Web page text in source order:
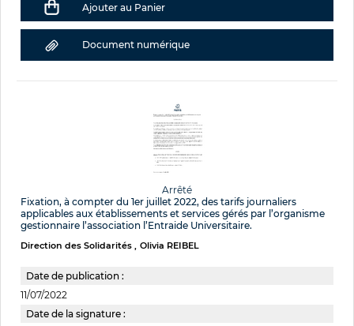
Ajouter au Panier
Document numérique
Arrêté
Fixation, à compter du 1er juillet 2022, des tarifs journaliers
applicables aux établissements et services gérés par l’organisme
gestionnaire l’association l’Entraide Universitaire.
Direction des Solidarités Olivia REIBEL
Date de publication :
11/07/2022
Date de la signature :